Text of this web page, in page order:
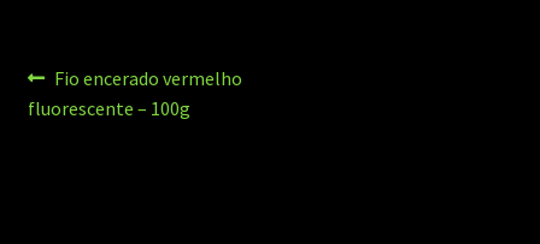
Navegação
de
Post
anterior:
Fio encerado vermelho
fluorescente – 100g